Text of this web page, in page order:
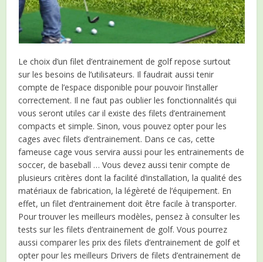
Le choix d’un filet d’entrainement de golf repose surtout
sur les besoins de l’utilisateurs. Il faudrait aussi tenir
compte de l’espace disponible pour pouvoir l’installer
correctement. Il ne faut pas oublier les fonctionnalités qui
vous seront utiles car il existe des filets d’entrainement
compacts et simple. Sinon, vous pouvez opter pour les
cages avec filets d’entrainement. Dans ce cas, cette
fameuse cage vous servira aussi pour les entrainements de
soccer, de baseball … Vous devez aussi tenir compte de
plusieurs critères dont la facilité d’installation, la qualité des
matériaux de fabrication, la légèreté de l’équipement. En
effet, un filet d’entrainement doit être facile à transporter.
Pour trouver les meilleurs modèles, pensez à consulter les
tests sur les filets d’entrainement de golf. Vous pourrez
aussi comparer les prix des filets d’entrainement de golf et
opter pour les meilleurs Drivers de filets d’entrainement de